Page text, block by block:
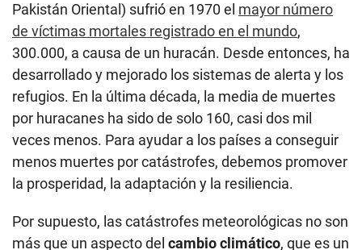
Pakistán Oriental) sufrió en 1970 el mayor número
de víctimas mortales registrado en el mundo,
300.000, a causa de un huracán. Desde entonces, ha
desarrollado y mejorado los sistemas de alerta y los
refugios. En la última década, la media de muertes
por huracanes ha sido de solo 160, casi dos mil
veces menos. Para ayudar a los países a conseguir
menos muertes por catástrofes, debemos promover
la prosperidad, la adaptación y la resiliencia.
Por supuesto, las catástrofes meteorológicas no son
más que un aspecto del cambio climático, que es un